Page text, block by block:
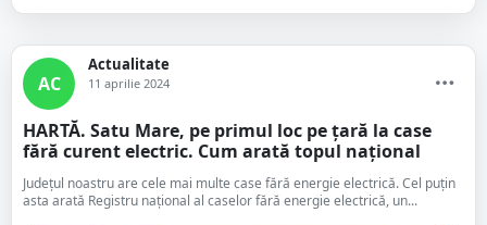
AC
Actualitate
11 aprilie 2024
HARTĂ. Satu Mare, pe primul loc pe țară la case
fără curent electric. Cum arată topul național
Județul noastru are cele mai multe case fără energie electrică. Cel puțin
asta arată Registru naţional al caselor fără energie electrică, un...